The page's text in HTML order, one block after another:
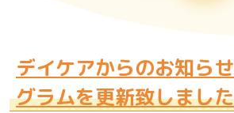
デイケアからのお知ら
グラムを更新致しました